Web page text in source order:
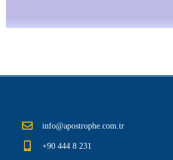
info@apostrophe.com.tr
+90 444 8 231